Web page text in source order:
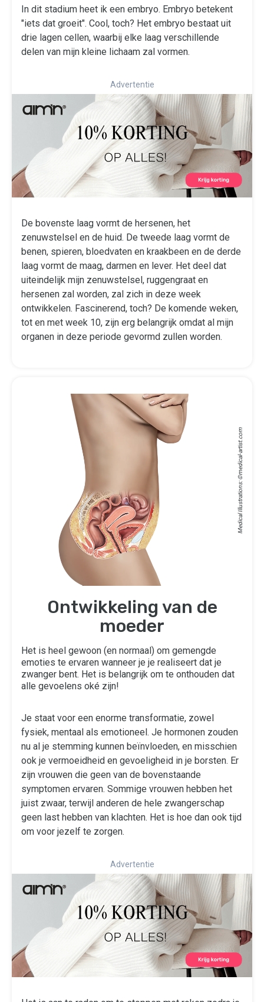
In dit stadium heet ik een embryo. Embryo betekent
"iets dat groeit". Cool, toch? Het embryo bestaat uit
drie lagen cellen, waarbij elke laag verschillende
delen van mijn kleine lichaam zal vormen.
Advertentie
De bovenste laag vormt de hersenen, het
zenuwstelsel en de huid. De tweede laag vormt de
benen, spieren, bloedvaten en kraakbeen en de derde
laag vormt de maag, darmen en lever. Het deel dat
uiteindelijk mijn zenuwstelsel, ruggengraat en
hersenen zal worden, zal zich in deze week
ontwikkelen. Fascinerend, toch? De komende weken,
tot en met week 10, zijn erg belangrijk omdat al mijn
organen in deze periode gevormd zullen worden.
Medical Illustrations: ©
medical-artist.com
Ontwikkeling van de
moeder
Het is heel gewoon (en normaal) om gemengde
emoties te ervaren wanneer je je realiseert dat je
zwanger bent. Het is belangrijk om te onthouden dat
alle gevoelens oké zijn!
Je staat voor een enorme transformatie, zowel
fysiek, mentaal als emotioneel. Je hormonen zouden
nu al je stemming kunnen beïnvloeden, en misschien
ook je vermoeidheid en gevoeligheid in je borsten. Er
zijn vrouwen die geen van de bovenstaande
symptomen ervaren. Sommige vrouwen hebben het
juist zwaar, terwijl anderen de hele zwangerschap
geen last hebben van klachten. Het is hoe dan ook tijd
om voor jezelf te zorgen.
Advertentie